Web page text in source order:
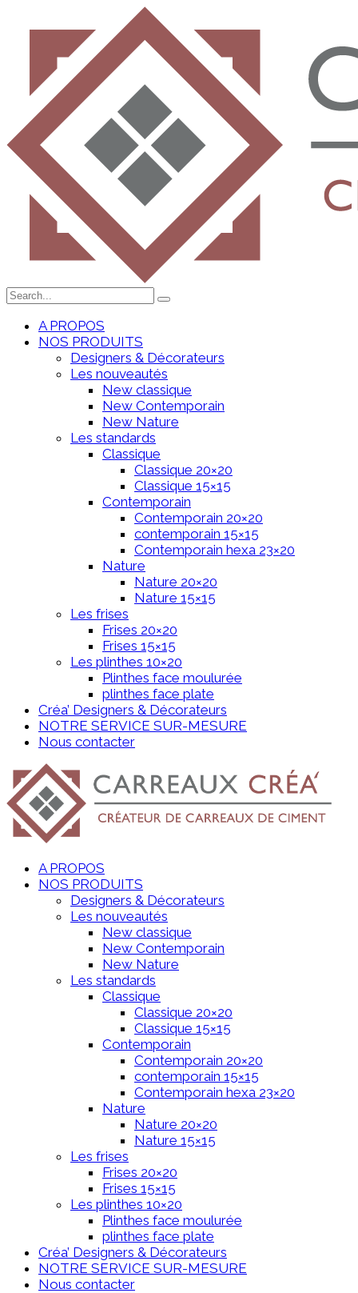
A PROPOS
NOS PRODUITS
Designers & Décorateurs
Les nouveautés
New classique
New Contemporain
New Nature
Les standards
Classique
Classique 20×20
Classique 15×15
Contemporain
Contemporain 20×20
contemporain 15×15
Contemporain hexa 23×20
Nature
Nature 20×20
Nature 15×15
Les frises
Frises 20×20
Frises 15×15
Les plinthes 10×20
Plinthes face moulurée
plinthes face plate
Créa’ Designers & Décorateurs
NOTRE SERVICE SUR-MESURE
Nous contacter
A PROPOS
NOS PRODUITS
Designers & Décorateurs
Les nouveautés
New classique
New Contemporain
New Nature
Les standards
Classique
Classique 20×20
Classique 15×15
Contemporain
Contemporain 20×20
contemporain 15×15
Contemporain hexa 23×20
Nature
Nature 20×20
Nature 15×15
Les frises
Frises 20×20
Frises 15×15
Les plinthes 10×20
Plinthes face moulurée
plinthes face plate
Créa’ Designers & Décorateurs
NOTRE SERVICE SUR-MESURE
Nous contacter